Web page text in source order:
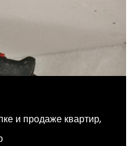
и продаже квартир